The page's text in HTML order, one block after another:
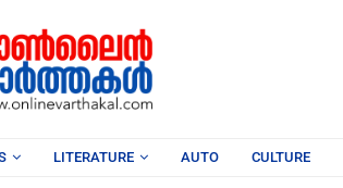
LITERATURE AUTO CULTURE